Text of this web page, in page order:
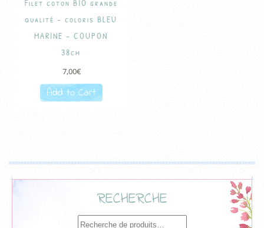
Filet coton BIO grande
qualité – coloris BLEU
MARINE – COUPON
38cm
7,00€
Add to Cart
RECHERCHE
Recherche